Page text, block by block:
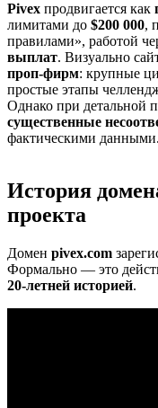
Pivex продвигается как
лимитами до $200 000,
правилами», работой
выплат. Визуально
проп-фирм: крупные
простые этапы
Однако при детальной
существенные
фактическими данными.
История
проекта
Домен pivex.com
Формально — это
20-летней историей.